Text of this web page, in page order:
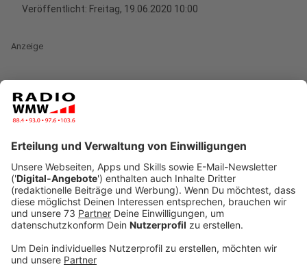
Veröffentlicht: Freitag, 19.06.2020 10:00
Anzeige
Schon heute (19.06) geht es los
Anzeige
Vor dem Hintergrund des aktuellen
Infektionsgeschehens im Kreis Gütersloh wird der
Kreis Borken die Beschäftigten der
fleischverarbeitenden Betriebe im Kreisgebiet erneut
Landrat Kai Zwicker: